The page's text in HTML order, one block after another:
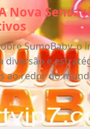
Nova
SumoBaby, o
diversão e
ao redor do